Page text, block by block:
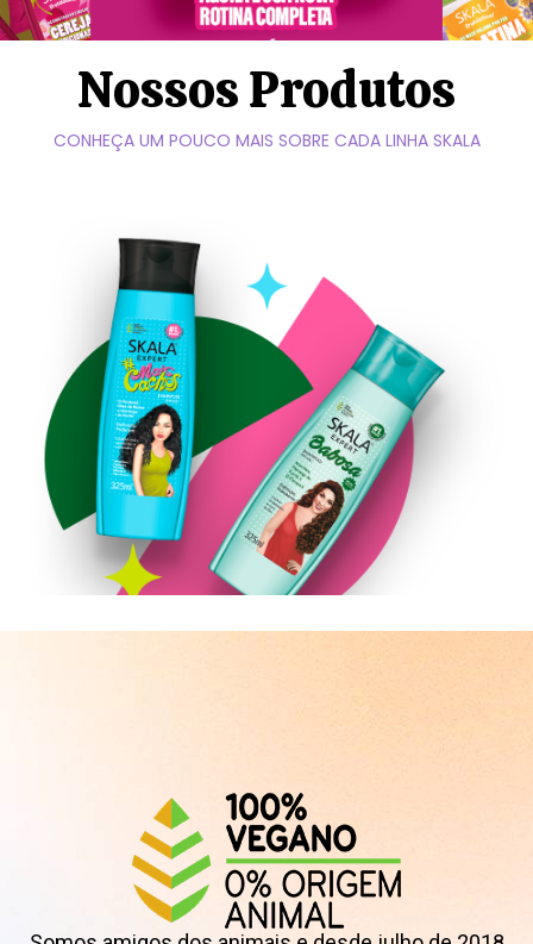
Nossos Produtos
CONHEÇA UM POUCO MAIS SOBRE CADA LINHA SKALA